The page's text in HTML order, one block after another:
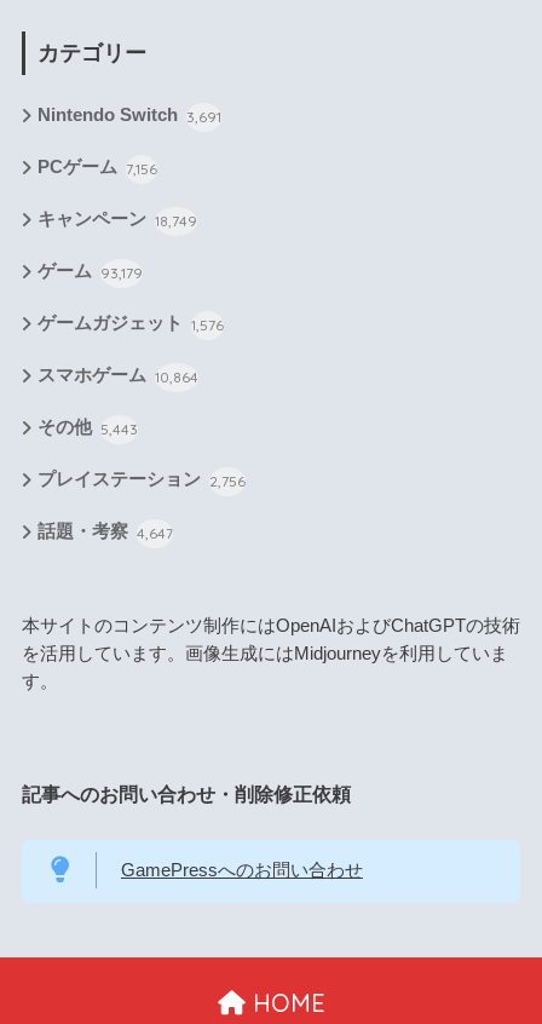
カテゴリー
Nintendo Switch 3,691
PCゲーム 7,156
キャンペーン 18,749
ゲーム 93,179
ゲームガジェット 1,576
スマホゲーム 10,864
その他 5,443
プレイステーション 2,756
話題・考察 4,647
本サイトのコンテンツ制作にはOpenAIおよびChatGPTの技術
を活用しています。画像生成にはMidjourneyを利用していま
す。
記事へのお問い合わせ・削除修正依頼
GamePressへのお問い合わせ
HOME